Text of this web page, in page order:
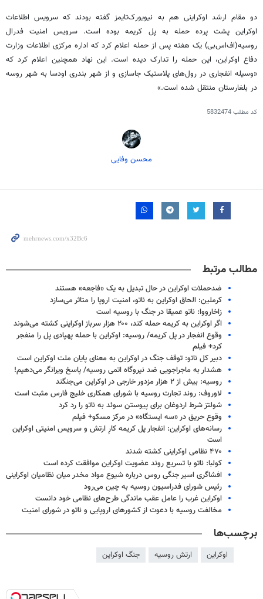
دو مقام ارشد اوکراینی هم به نیویورک‌تایمز گفته بودند که سرویس اطلاعات
اوکراین پشت پرده حمله به پل کریمه بوده است. سرویس امنیت فدرال
روسیه(اف‌اس‌بی) یک هفته پس از حمله اعلام کرد که اداره مرکزی اطلاعات وزارت
دفاع اوکراین، این حمله را تدارک دیده است. این نهاد همچنین اعلام کرد که
«وسیله انفجاری در رول‌های پلاستیک جاسازی و از شهر بندری اودسا به شهر روسه
در بلغارستان منتقل شده است.»
کد مطلب5832474
محسن وفایی
مطالب مرتبط
ضدحملات اوکراین در حال تبدیل به یک «فاجعه» هستند
کرملین: الحاق اوکراین به ناتو، امنیت اروپا را متاثر می‌سازد
زاخارووا: ناتو عمیقا در جنگ با روسیه است
اگر اوکراین به کریمه حمله کند، ۲۰۰ هزار سرباز اوکراینی کشته می‌شوند
وقوع انفجار در پل کریمه/ روسیه: اوکراین با حمله پهپادی پل را منفجر
کرد+ فیلم
دبیر کل ناتو: توقف جنگ در اوکراین به معنای پایان ملت اوکراین است
هشدار به ماجراجویی ضد نیروگاه اتمی روسیه/ پاسخ ویرانگر می‌دهیم!
روسیه: بیش از ۲ هزار مزدور خارجی در اوکراین می‌جنگند
لاوروف: روند تجارت روسیه با شورای همکاری خلیج فارس مثبت است
شولتز شرط اردوغان برای پیوستن سوئد به ناتو را رد کرد
وقوع حریق در «سه ایستگاه» در مرکز مسکو+ فیلم
رسانه‌های اوکراین: انفجار پل کریمه کارِ ارتش و سرویس امنیتی اوکراین
است
۴۷۰ نظامی اوکراینی کشته شدند
کولبا: ناتو با تسریع روند عضویت اوکراین موافقت کرده است
افشاگری اسیر جنگی روس درباره شیوع مواد مخدر میان نظامیان اوکراینی
رئیس شورای فدراسیون روسیه به چین می‌رود
اوکراین غرب را عامل عقب ماندگی طرح‌های نظامی خود دانست
مخالفت روسیه با دعوت از کشورهای اروپایی و ناتو در شورای امنیت
برچسب‌ها
اوکراین ارتش روسیه جنگ اوکراین